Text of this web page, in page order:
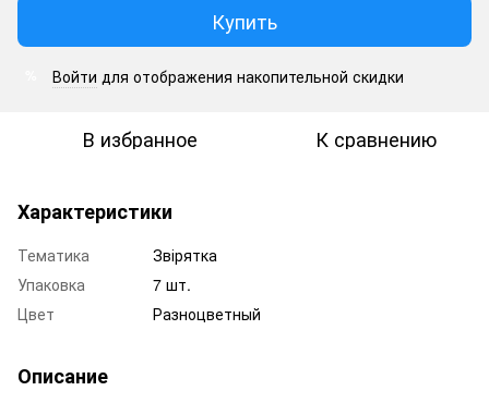
Купить
Войти для отображения накопительной скидки
В избранное К сравнению
Характеристики
Тематика
Звірятка
Упаковка
7 шт.
Цвет
Разноцветный
Описание